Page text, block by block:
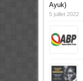
Ayuk)
5 juillet 2022